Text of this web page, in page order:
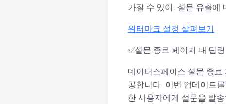
가질 수 있어, 설문 유출에
워터마크 설정 살펴보기
✅설문 종료 페이지 내 딥
데이터스페이스 설문 종료
공합니다. 이번 업데이트
한 사용자에게 설문을 발